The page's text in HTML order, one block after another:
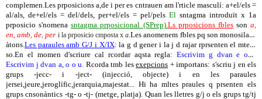
complemen.Les prposicions a,de i per es cntrauen am l'rticle masculí: a+el/els =
al/als, de+el/els = del/dels, per+el/els = pel/pels El sntagma introduït x 1a
prposicio s'nomenasntagma prposicional (SPrep).Ls prposicions fblesson a,
en, amb, de, per i la prposicio cmposta xa.Les anomenem fbles pq son monosilabs
àtons.Les paraules amb G/J i X/IX: la g d gener i la j d rajar rprsenten el mteix
so.En el momen d'scriure cal rcordar aqsta regla:Escrivim g dvan e o i,
Escrivim j dvan a, o o u. Rcorda tmb les exepcions + importans: s'scriu j en els
grups -jecc- i -ject- (injecció, objecte) i en les paraules
jersei,jeure,jeroglífic,jerarquia,majestat... Hi ha mltes praules q prsenten els
grups cnsonàntics -tg- o -tj- (metge, platja). Quan les lletres g/j o els grups tg/tj